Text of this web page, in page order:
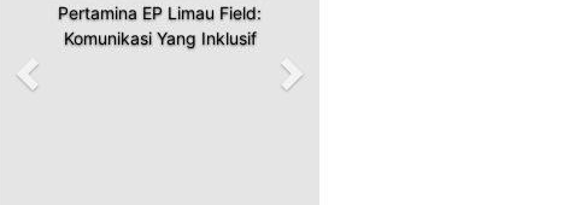
Pertamina EP Limau Field:
Komunikasi Yang Inklusif